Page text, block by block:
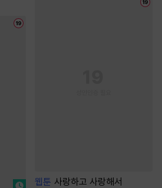
웹툰 사랑하고 사랑해서